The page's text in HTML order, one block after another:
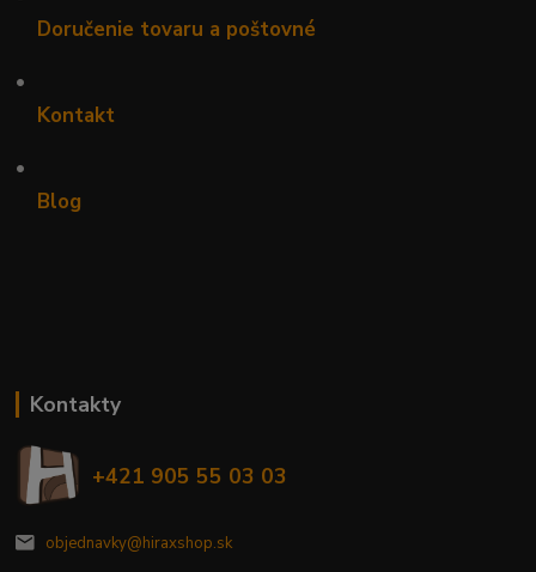
Doručenie tovaru a poštovné
•
Kontakt
•
Blog
Kontakty
+421 905 55 03 03
objednavky@hiraxshop.sk